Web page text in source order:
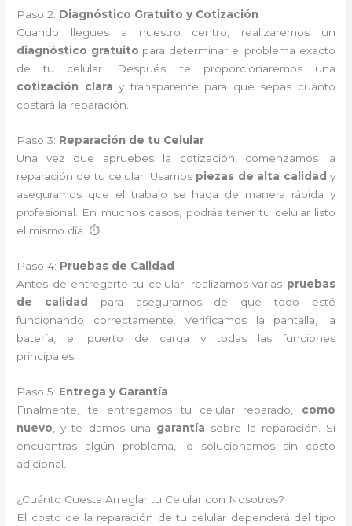
Paso 2: Diagnóstico Gratuito y Cotización
Cuando llegues a nuestro centro, realizaremos un
diagnóstico gratuito para determinar el problema exacto
de tu celular. Después, te proporcionaremos una
cotización clara y transparente para que sepas cuánto
costará la reparación.
Paso 3: Reparación de tu Celular
Una vez que apruebes la cotización, comenzamos la
reparación de tu celular. Usamos piezas de alta calidad y
aseguramos que el trabajo se haga de manera rápida y
profesional. En muchos casos, podrás tener tu celular listo
el mismo día. ⏱️
Paso 4: Pruebas de Calidad
Antes de entregarte tu celular, realizamos varias pruebas
de calidad
para asegurarnos de que todo esté
funcionando correctamente. Verificamos la pantalla, la
batería, el puerto de carga y todas las funciones
principales.
Paso 5: Entrega y Garantía
Finalmente, te entregamos tu celular reparado, como
nuevo , y te damos una garantía sobre la reparación. Si
encuentras algún problema, lo solucionamos sin costo
adicional.
¿Cuánto Cuesta Arreglar tu Celular con Nosotros?
El costo de la reparación de tu celular dependerá del tipo